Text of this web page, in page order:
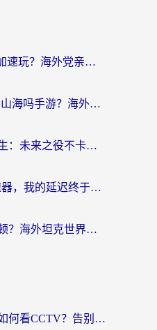
Sky光·遇在国外怎么加速玩？海外党亲测有效的国服游戏加速指南
在欧洲能玩天下-异兽山海吗手游？海外玩家的加速器生存指南
在欧洲怎么打绝地求生：未来之役不卡？留学生亲测的加速器避坑指南
人在美国玩BanG加速器，我的延迟终于绿了
海外玩坦克世界总卡顿？海外坦克世界加速器有哪些？实测好用的选择在这里
海外党亲测：在海外如何看CCTV？告别“仅限大陆播放”的实用指南